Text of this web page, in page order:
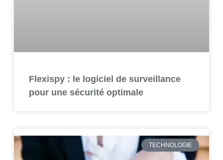
Flexispy : le logiciel de surveillance
pour une sécurité optimale
TECHNOLOGIE